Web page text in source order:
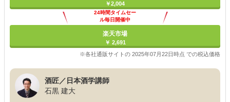
￥2,004
24時間タイムセー
ル毎日開催中
楽天市場
￥ 2,691
※各社通販サイトの 2025年07月22日時点 での税込価格
酒匠／日本酒学講師
石黒 建大